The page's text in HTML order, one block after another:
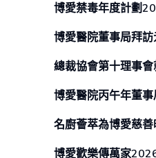
博愛禁毒年度計劃
博愛醫院董事局拜
總裁協會第十理事
博愛醫院丙午年董
名廚薈萃為博愛慈
博愛歡樂傳萬家